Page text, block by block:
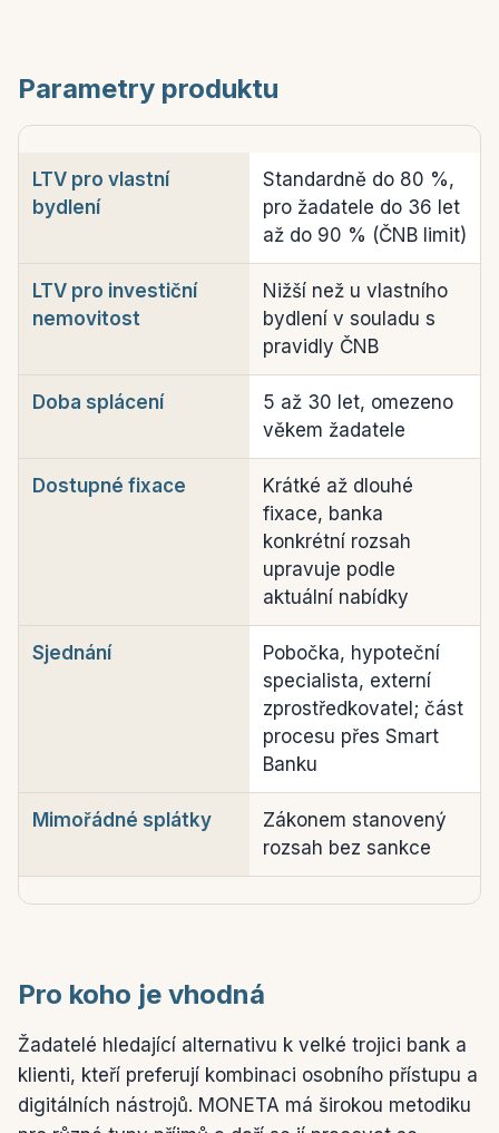
Parametry produktu
LTV pro vlastní
bydlení
Standardně do 80 %,
pro žadatele do 36 let
až do 90 % (ČNB limit)
LTV pro investiční
nemovitost
Nižší než u vlastního
bydlení v souladu s
pravidly ČNB
Doba splácení
5 až 30 let, omezeno
věkem žadatele
Dostupné fixace
Krátké až dlouhé
fixace, banka
konkrétní rozsah
upravuje podle
aktuální nabídky
Sjednání
Pobočka, hypoteční
specialista, externí
zprostředkovatel; část
procesu přes Smart
Banku
Mimořádné splátky
Zákonem stanovený
rozsah bez sankce
Pro koho je vhodná
Žadatelé hledající alternativu k velké trojici bank a
klienti, kteří preferují kombinaci osobního přístupu a
digitálních nástrojů. MONETA má širokou metodiku